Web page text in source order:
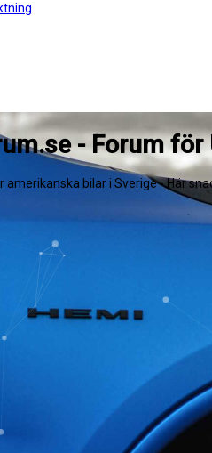
- Forum för
bilar i Sverige - Här